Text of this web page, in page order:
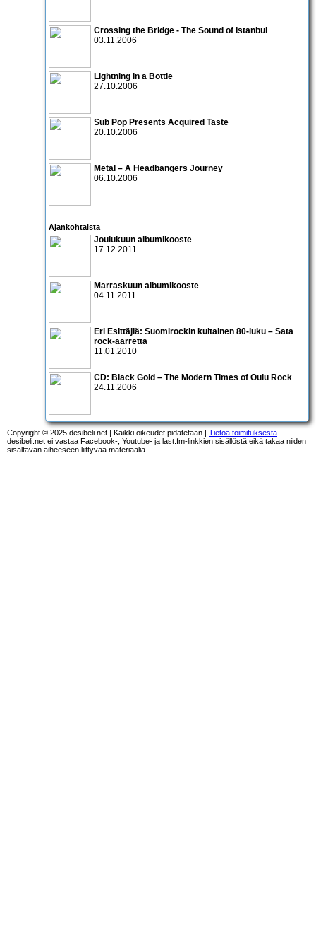
Crossing the Bridge - The Sound of Istanbul
03.11.2006
Lightning in a Bottle
27.10.2006
Sub Pop Presents Acquired Taste
20.10.2006
Metal – A Headbangers Journey
06.10.2006
Ajankohtaista
Joulukuun albumikooste
17.12.2011
Marraskuun albumikooste
04.11.2011
Eri Esittäjiä: Suomirockin kultainen 80-luku – Sata
rock-aarretta
11.01.2010
CD: Black Gold – The Modern Times of Oulu Rock
24.11.2006
Copyright © 2025 desibeli.net | Kaikki oikeudet pidätetään | Tietoa toimituksesta
desibeli.net ei vastaa Facebook-, Youtube- ja last.fm-linkkien sisällöstä eikä takaa niiden
sisältävän aiheeseen liittyvää materiaalia.